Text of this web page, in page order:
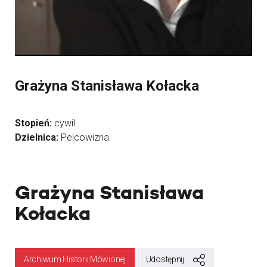
Grażyna Stanisława
Kołacka
Archiwum Historii Mówionej Udostępnij
Grażyna Stanisława Kołacka
Stopień: cywil
Dzielnica: Pelcowizna